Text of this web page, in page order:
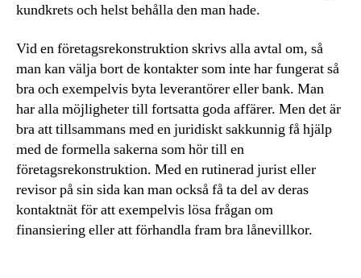
kundkrets och helst behålla den man hade.
Vid en företagsrekonstruktion skrivs alla avtal om, så
man kan välja bort de kontakter som inte har fungerat så
bra och exempelvis byta leverantörer eller bank. Man
har alla möjligheter till fortsatta goda affärer. Men det är
bra att tillsammans med en juridiskt sakkunnig få hjälp
med de formella sakerna som hör till en
företagsrekonstruktion. Med en rutinerad jurist eller
revisor på sin sida kan man också få ta del av deras
kontaktnät för att exempelvis lösa frågan om
finansiering eller att förhandla fram bra lånevillkor.